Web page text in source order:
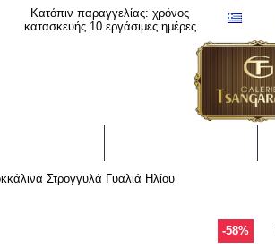
Κατόπιν παραγγελίας: χρόνος
κατασκευής 10 εργάσιμες ημέρες
Στρογγυλά Γυαλιά Ηλίου
-58%